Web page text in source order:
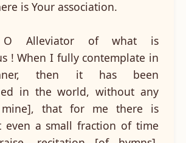
is Your association.
Alleviator of what is
! When I fully contemplate in
then it has been
in the world, without any
that for me there is
even a small fraction of time